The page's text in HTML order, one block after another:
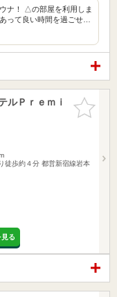
ナ！ △の部屋を利用しま
って良い時間を過ごせ…
お気に入
りに追加
Ｐｒｅｍｉ
徒歩約４分 都営新宿線岩本
る